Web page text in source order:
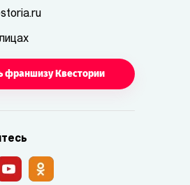
франшизу Квестории